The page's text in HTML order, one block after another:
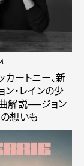
カートニー、新
ン・レインの少
解説──ジョン
想いも